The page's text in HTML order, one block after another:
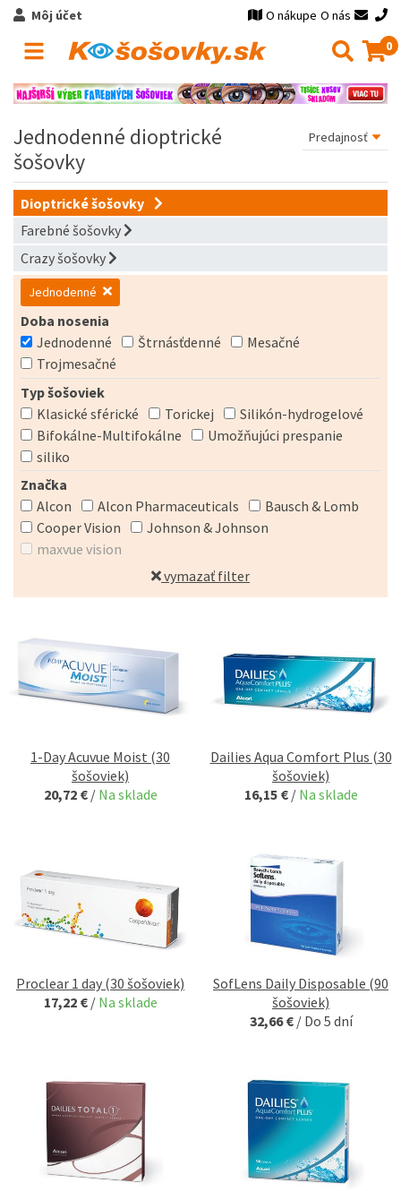
Môj účet O nákupe O nás
0
Jednodenné dioptrické
šošovky
Dioptrické šošovky
Farebné šošovky
Crazy šošovky
Jednodenné
Doba nosenia
Jednodenné
Štrnásťdenné
Mesačné
Trojmesačné
Typ šošoviek
Klasické sférické
Torickej
Silikón-hydrogelové
Bifokálne-Multifokálne
Umožňujúci prespanie
siliko
Značka
Alcon
Alcon Pharmaceuticals
Bausch & Lomb
Cooper Vision
Johnson & Johnson
maxvue vision
vymazať filter
1-Day Acuvue Moist (30
šošoviek)
20,72 € / Na sklade
Dailies Aqua Comfort Plus (30
šošoviek)
16,15 € / Na sklade
Proclear 1 day (30 šošoviek)
17,22 € / Na sklade
SofLens Daily Disposable (90
šošoviek)
32,66 € / Do 5 dní